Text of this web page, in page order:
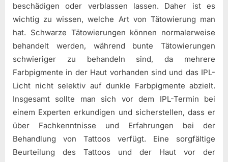
beschädigen oder verblassen lassen. Daher ist es
wichtig zu wissen, welche Art von Tätowierung man
hat. Schwarze Tätowierungen können normalerweise
behandelt werden, während bunte Tätowierungen
schwieriger zu behandeln sind, da mehrere
Farbpigmente in der Haut vorhanden sind und das IPL-
Licht nicht selektiv auf dunkle Farbpigmente abzielt.
Insgesamt sollte man sich vor dem IPL-Termin bei
einem Experten erkundigen und sicherstellen, dass er
über Fachkenntnisse und Erfahrungen bei der
Behandlung von Tattoos verfügt. Eine sorgfältige
Beurteilung des Tattoos und der Haut vor der